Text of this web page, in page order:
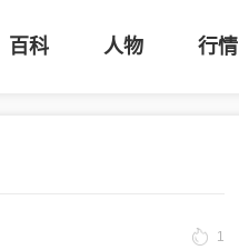
百科 人物 行情
1